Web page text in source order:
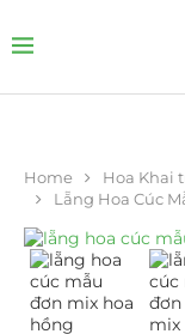
Home Hoa Khai
Lẵng Hoa Cúc